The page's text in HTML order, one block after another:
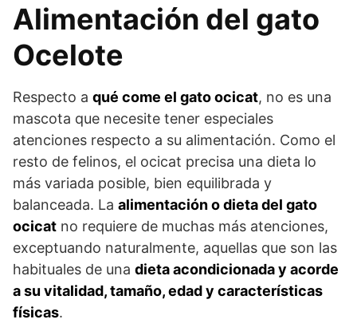
Alimentación del gato
Ocelote
Respecto a qué come el gato ocicat, no es una
mascota que necesite tener especiales
atenciones respecto a su alimentación. Como el
resto de felinos, el ocicat precisa una dieta lo
más variada posible, bien equilibrada y
balanceada. La alimentación o dieta del gato
ocicat no requiere de muchas más atenciones,
exceptuando naturalmente, aquellas que son las
habituales de una dieta acondicionada y acorde
a su vitalidad, tamaño, edad y características
físicas.